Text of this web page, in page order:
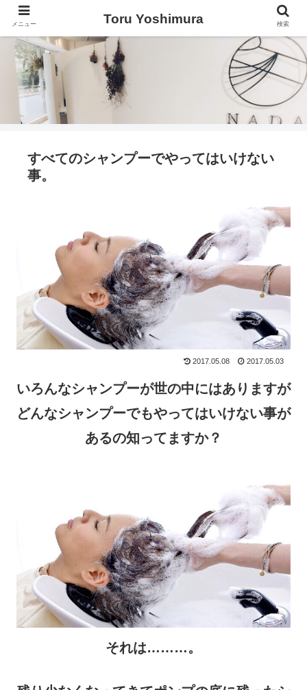
すべてのシャンプーでやってはいけない
事。
2017.05.08 2017.05.03
いろんなシャンプーが世の中にはありますが
どんなシャンプーでもやってはいけない事が
あるの知ってますか？
それは………。
メニュー Toru Yoshimura 検索